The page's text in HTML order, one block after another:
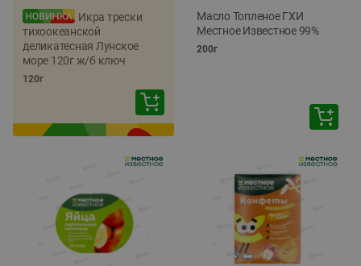
Икра трески
тихоокеанской
деликатесная Лунское
море 120г ж/б ключ
120г
Масло Топленое ГХИ
Местное Известное 99%
200г